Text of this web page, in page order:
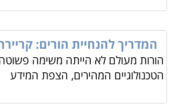
המדריך להנחיית הורים:
הורות מעולם לא הייתה משימה
הטכנולוגיים המהירים, הצפת המידע